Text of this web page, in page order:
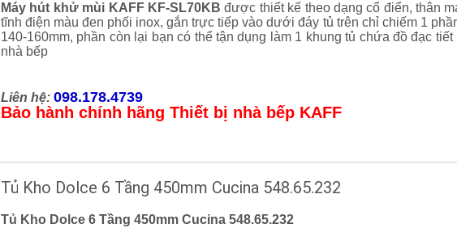
Máy hút khử mùi KAFF KF-SL70KB được thiết kế theo dạng cổ điển, thân
tĩnh điện màu đen phối inox, gắn trực tiếp vào dưới đáy tủ trên chỉ chiếm 1
140-160mm, phần còn lại bạn có thể tận dụng làm 1 khung tủ chứa đồ đạc
nhà bếp
Liên hệ: 098.178.4739
Bảo hành chính hãng Thiết bị nhà bếp KAFF
Tủ Kho Dolce 6 Tầng 450mm Cucina 548.65.232
Tủ Kho Dolce 6 Tầng 450mm Cucina 548.65.232